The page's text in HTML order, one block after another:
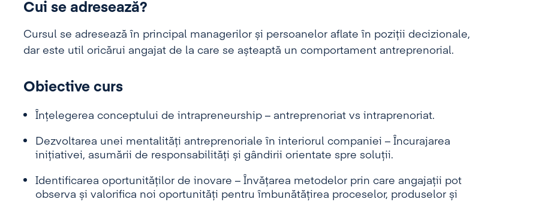
Cui se adresează?
Cursul se adresează în principal managerilor și persoanelor aflate în poziții decizionale,
dar este util oricărui angajat de la care se așteaptă un comportament antreprenorial.
Obiective curs
Înțelegerea conceptului de intrapreneurship – antreprenoriat vs intraprenoriat.
Dezvoltarea unei mentalități antreprenoriale în interiorul companiei – Încurajarea
inițiativei, asumării de responsabilități și gândirii orientate spre soluții.
Identificarea oportunităților de inovare – Învățarea metodelor prin care angajații pot
observa și valorifica noi oportunități pentru îmbunătățirea proceselor, produselor și